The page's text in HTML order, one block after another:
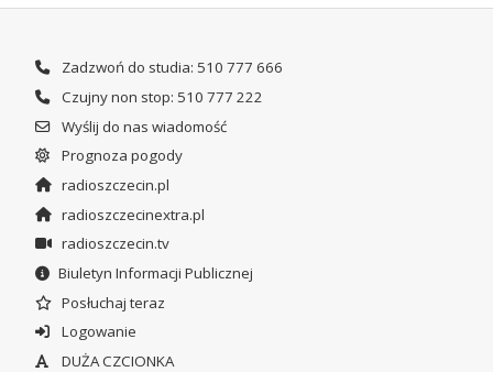
Zadzwoń do studia: 510 777 666
Czujny non stop: 510 777 222
Wyślij do nas wiadomość
Prognoza pogody
radioszczecin.pl
radioszczecinextra.pl
radioszczecin.tv
Biuletyn Informacji Publicznej
Posłuchaj teraz
Logowanie
DUŻA CZCIONKA